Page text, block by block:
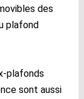
des
plafond
plafonds
sont aussi